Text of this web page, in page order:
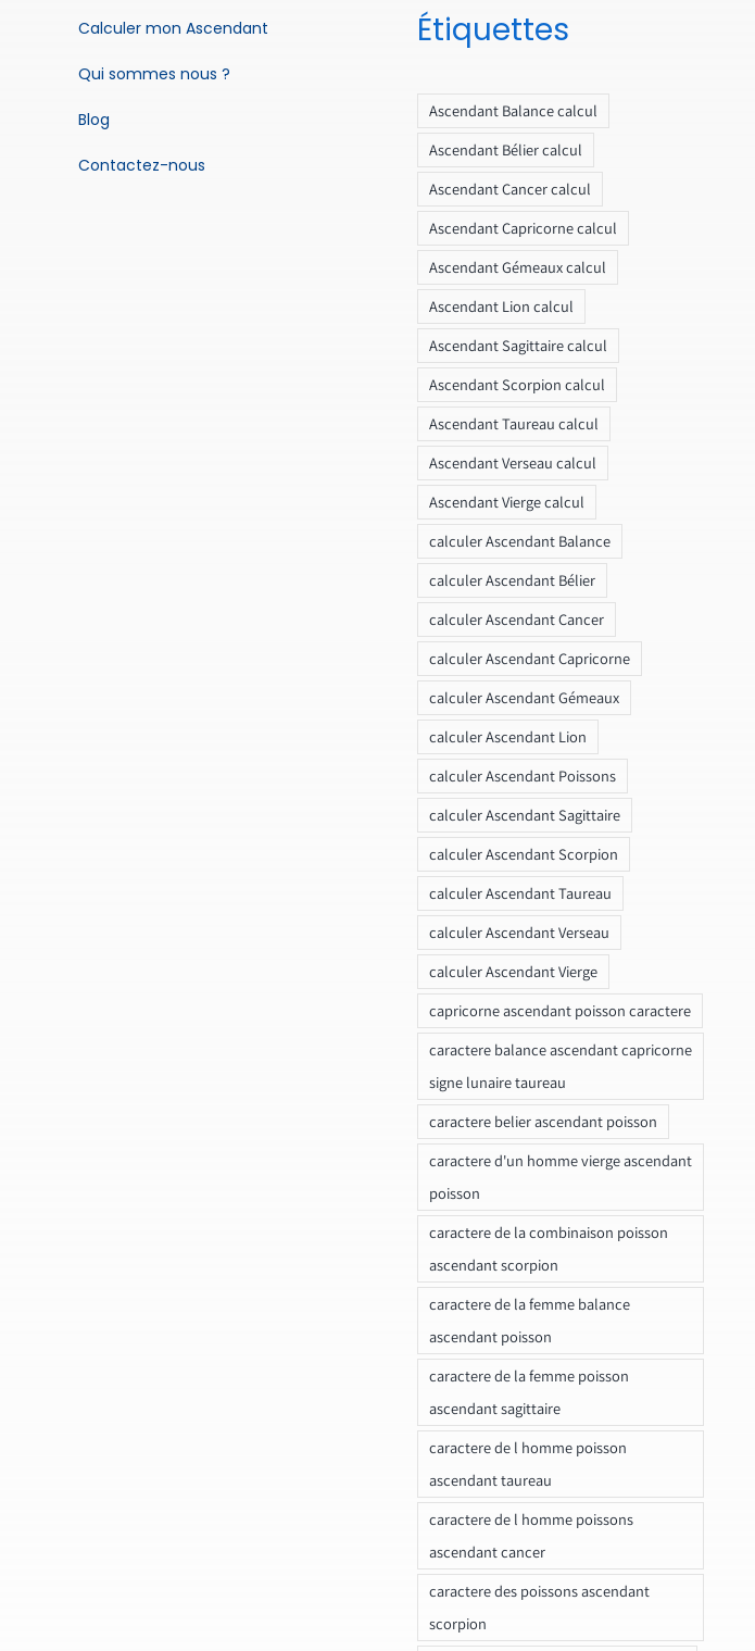
Calculer mon Ascendant
Qui sommes nous ?
Blog
Contactez-nous
Étiquettes
Ascendant Balance calcul
Ascendant Bélier calcul
Ascendant Cancer calcul
Ascendant Capricorne calcul
Ascendant Gémeaux calcul
Ascendant Lion calcul
Ascendant Sagittaire calcul
Ascendant Scorpion calcul
Ascendant Taureau calcul
Ascendant Verseau calcul
Ascendant Vierge calcul
calculer Ascendant Balance
calculer Ascendant Bélier
calculer Ascendant Cancer
calculer Ascendant Capricorne
calculer Ascendant Gémeaux
calculer Ascendant Lion
calculer Ascendant Poissons
calculer Ascendant Sagittaire
calculer Ascendant Scorpion
calculer Ascendant Taureau
calculer Ascendant Verseau
calculer Ascendant Vierge
capricorne ascendant poisson caractere
caractere balance ascendant capricorne
signe lunaire taureau
caractere belier ascendant poisson
caractere d'un homme vierge ascendant
poisson
caractere de la combinaison poisson
ascendant scorpion
caractere de la femme balance
ascendant poisson
caractere de la femme poisson
ascendant sagittaire
caractere de l homme poisson
ascendant taureau
caractere de l homme poissons
ascendant cancer
caractere des poissons ascendant
scorpion